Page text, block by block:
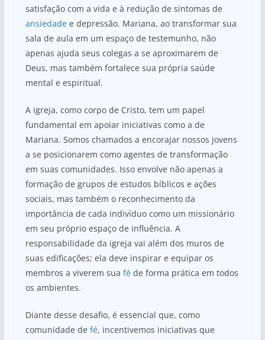
satisfação com a vida e à redução de sintomas de
ansiedadee depressão. Mariana, ao transformar sua
sala de aula em um espaço de testemunho, não
apenas ajuda seus colegas a se aproximarem de
Deus, mas também fortalece sua própria saúde
mental e espiritual.
A igreja, como corpo de Cristo, tem um papel
fundamental em apoiar iniciativas como a de
Mariana. Somos chamados a encorajar nossos jovens
a se posicionarem como agentes de transformação
em suas comunidades. Isso envolve não apenas a
formação de grupos de estudos bíblicos e ações
sociais, mas também o reconhecimento da
importância de cada indivíduo como um missionário
em seu próprio espaço de influência. A
responsabilidade da igreja vai além dos muros de
suas edificações; ela deve inspirar e equipar os
membros a viverem sua féde forma prática em todos
os ambientes.
Diante desse desafio, é essencial que, como
comunidade de fé, incentivemos iniciativas que